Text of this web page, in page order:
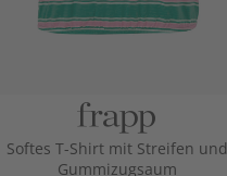
Softes T-Shirt mit Streifen und
Gummizugsaum